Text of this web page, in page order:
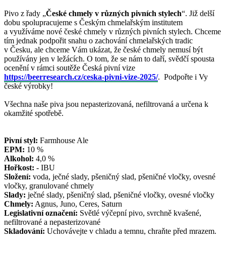
Pivo z řady „České chmely v různých pivních stylech“. Již delší
dobu spolupracujeme s Českým chmelařským institutem
a využíváme nové české chmely v různých pivních stylech. Chceme
tím jednak podpořit snahu o zachování chmelařských tradic
v Česku, ale chceme Vám ukázat, že české chmely nemusí být
používány jen v ležácích. O tom, že se nám to daří, svědčí spousta
ocenění v rámci soutěže Česká pivní vize
https://beerresearch.cz/ceska-pivni-vize-2025/. Podpořte i Vy
české výrobky!
Všechna naše piva jsou nepasterizovaná, nefiltrovaná a určena k
okamžité spotřebě.
Pivní styl: Farmhouse Ale
EPM: 10 %
Alkohol: 4,0 %
Hořkost: - IBU
Složení: voda, ječné slady, pšeničný slad, pšeničné vločky, ovesné
vločky, granulované chmely
Slady: ječné slady, pšeničný slad, pšeničné vločky, ovesné vločky
Chmely: Agnus, Juno, Ceres, Saturn
Legislativní označení: Světlé výčepní pivo, svrchně kvašené,
nefiltrované a nepasterizované
Skladování: Uchovávejte v chladu a temnu, chraňte před mrazem.